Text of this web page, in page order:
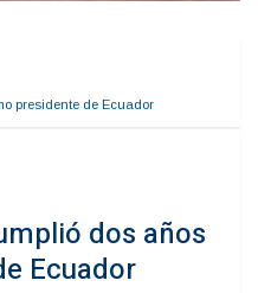
presidente de Ecuador
dos años
Ecuador